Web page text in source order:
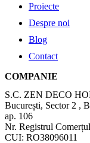
Proiecte
Despre noi
Blog
Contact
COMPANIE
S.C. ZEN DECO
București, Sector 2 ,
ap. 106
Nr. Registrul
CUI: RO38096011